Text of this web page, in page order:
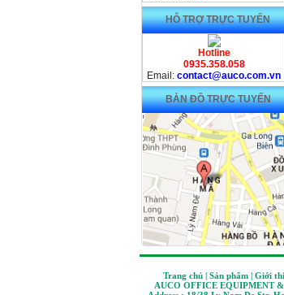
HỖ TRỢ TRỰC TUYẾN
Hotline
0935.358.058
Email: contact@auco.com.vn
BẢN ĐỒ TRỰC TUYẾN
Trang chủ | Sản phẩm | Giới
AUCO OFFICE EQUIPMENT